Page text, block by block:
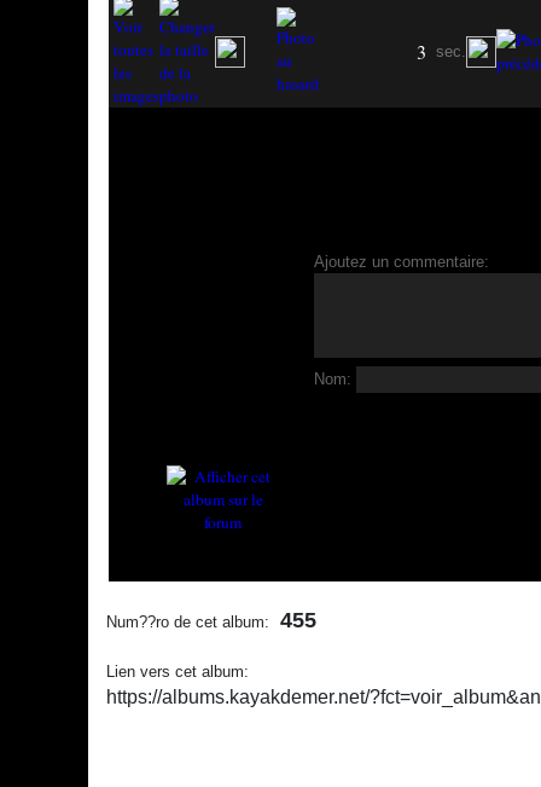
3 sec.
Ajoutez un commentaire:
Nom:
Num??ro de cet album: 455
Lien vers cet album:
https://albums.kayakdemer.net/